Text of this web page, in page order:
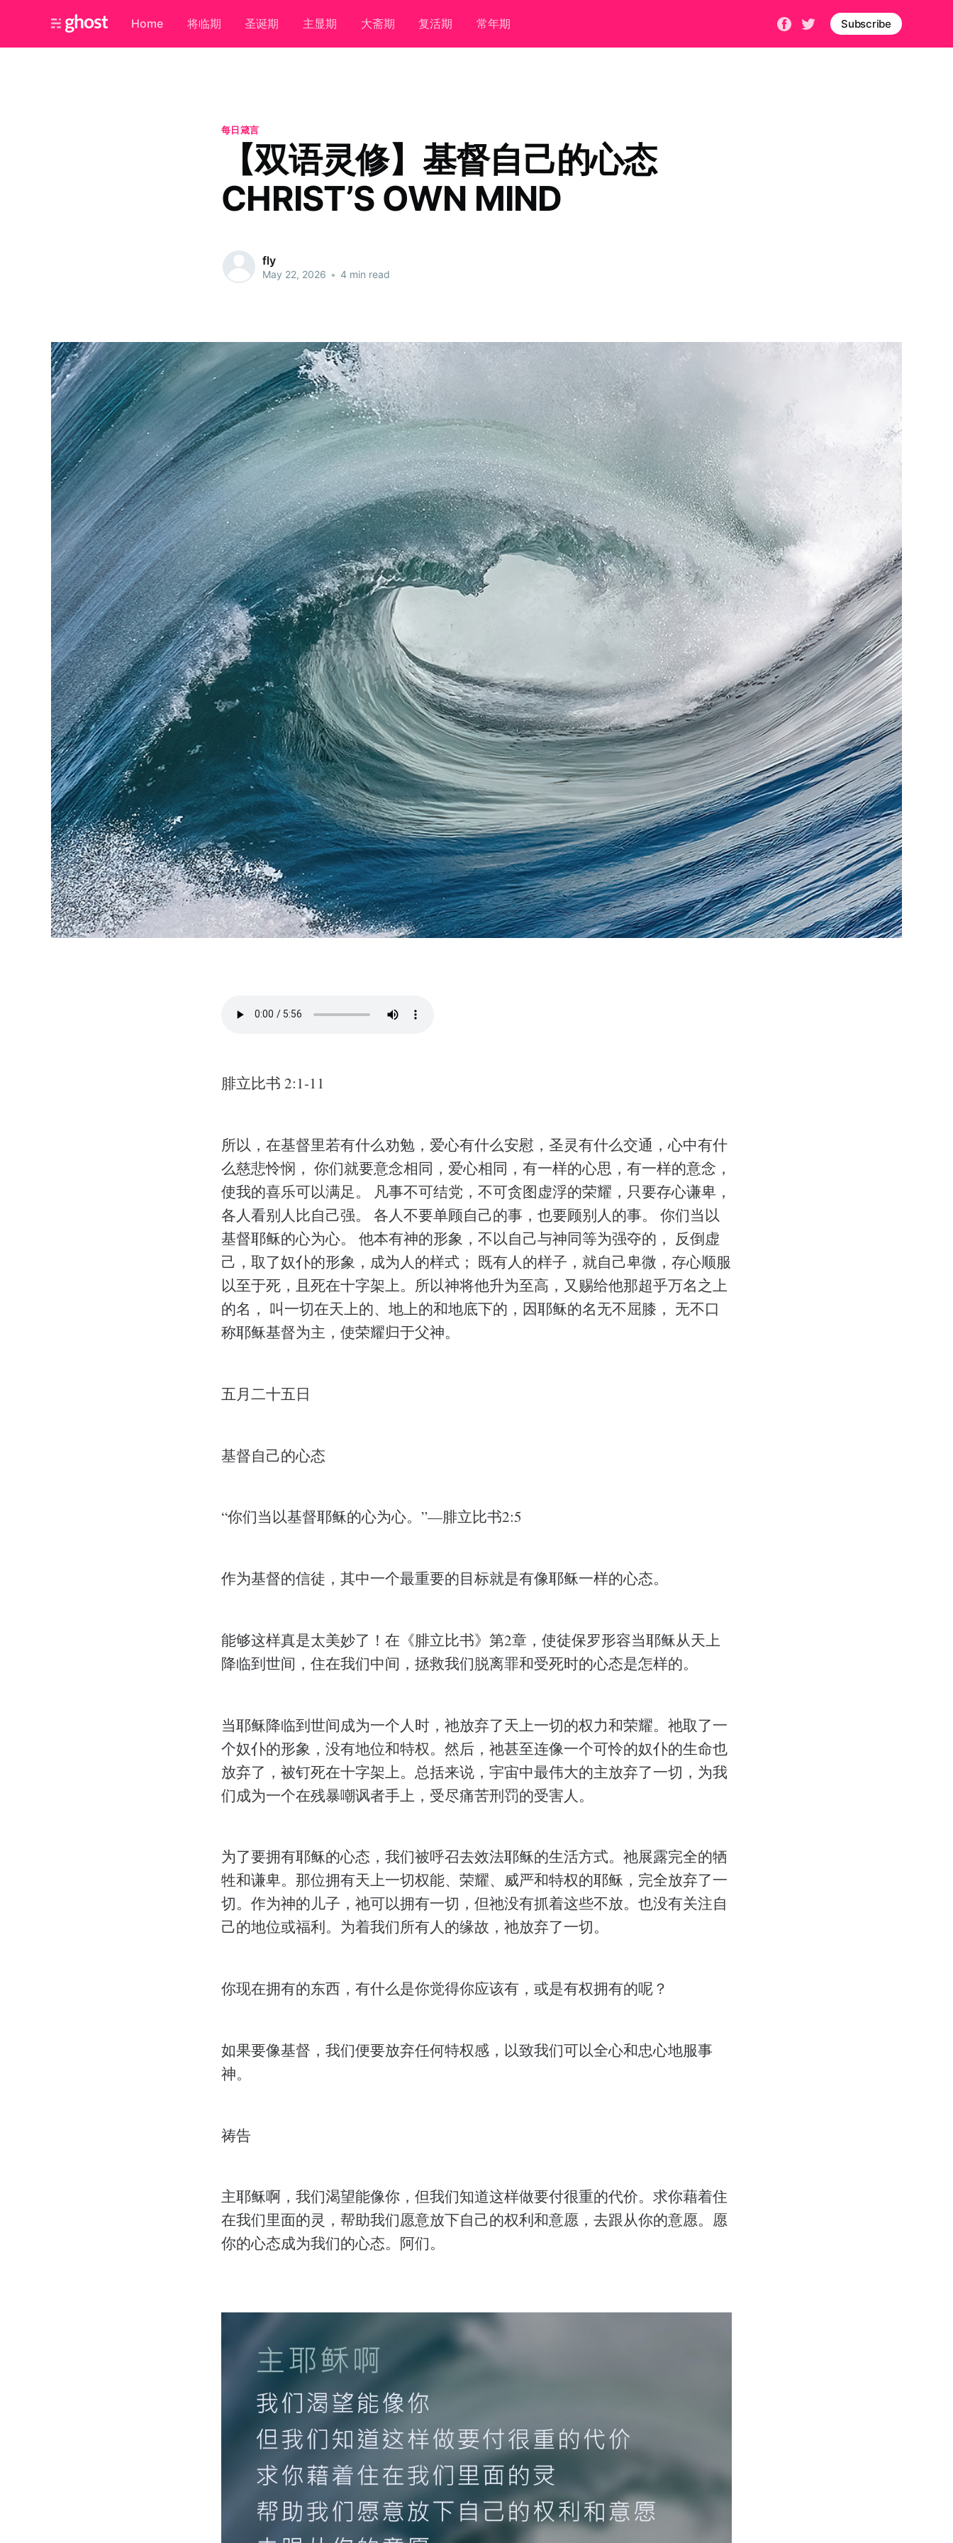
Home 将临期 圣诞期 主显期 大斋期 复活期 常年期 Subscribe
每日箴言
【双语灵修】基督自己的心态
CHRIST’S OWN MIND
fly
May 22, 2026 • 4 min read
腓立比书 2:1-11
所以，在基督里若有什么劝勉，爱心有什么安慰，圣灵有什么交通，心中有什
么慈悲怜悯， 你们就要意念相同，爱心相同，有一样的心思，有一样的意念，
使我的喜乐可以满足。 凡事不可结党，不可贪图虚浮的荣耀，只要存心谦卑，
各人看别人比自己强。 各人不要单顾自己的事，也要顾别人的事。 你们当以
基督耶稣的心为心。 他本有神的形象，不以自己与神同等为强夺的， 反倒虚
己，取了奴仆的形象，成为人的样式； 既有人的样子，就自己卑微，存心顺服
以至于死，且死在十字架上。所以神将他升为至高，又赐给他那超乎万名之上
的名， 叫一切在天上的、地上的和地底下的，因耶稣的名无不屈膝， 无不口
称耶稣基督为主，使荣耀归于父神。
五月二十五日
基督自己的心态
“你们当以基督耶稣的心为心。”—腓立比书2:5
作为基督的信徒，其中一个最重要的目标就是有像耶稣一样的心态。
能够这样真是太美妙了！在《腓立比书》第2章，使徒保罗形容当耶稣从天上
降临到世间，住在我们中间，拯救我们脱离罪和受死时的心态是怎样的。
当耶稣降临到世间成为一个人时，祂放弃了天上一切的权力和荣耀。祂取了一
个奴仆的形象，没有地位和特权。然后，祂甚至连像一个可怜的奴仆的生命也
放弃了，被钉死在十字架上。总括来说，宇宙中最伟大的主放弃了一切，为我
们成为一个在残暴嘲讽者手上，受尽痛苦刑罚的受害人。
为了要拥有耶稣的心态，我们被呼召去效法耶稣的生活方式。祂展露完全的牺
牲和谦卑。那位拥有天上一切权能、荣耀、威严和特权的耶稣，完全放弃了一
切。作为神的儿子，祂可以拥有一切，但祂没有抓着这些不放。也没有关注自
己的地位或福利。为着我们所有人的缘故，祂放弃了一切。
你现在拥有的东西，有什么是你觉得你应该有，或是有权拥有的呢？
如果要像基督，我们便要放弃任何特权感，以致我们可以全心和忠心地服事
神。
祷告
主耶稣啊，我们渴望能像你，但我们知道这样做要付很重的代价。求你藉着住
在我们里面的灵，帮助我们愿意放下自己的权利和意愿，去跟从你的意愿。愿
你的心态成为我们的心态。阿们。